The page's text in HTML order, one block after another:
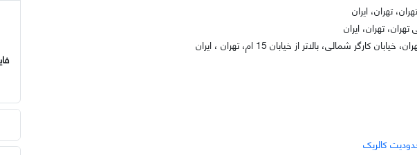
تهران، ایران
تهران، ایران
بالاتر از خیابان 15 ام، تهران ، ایران
کالریک